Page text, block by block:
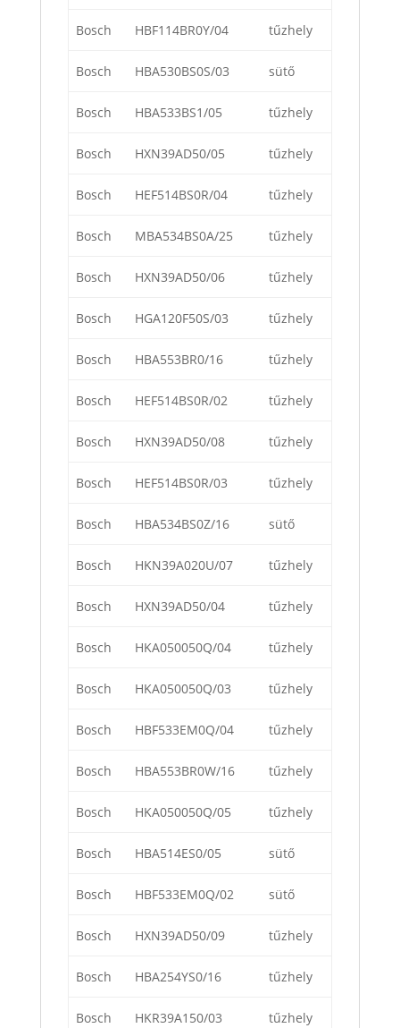
Bosch HBF114BR0Y/04 tűzhely
Bosch HBA530BS0S/03 sütő
Bosch HBA533BS1/05 tűzhely
Bosch HXN39AD50/05 tűzhely
Bosch HEF514BS0R/04 tűzhely
Bosch MBA534BS0A/25 tűzhely
Bosch HXN39AD50/06 tűzhely
Bosch HGA120F50S/03 tűzhely
Bosch HBA553BR0/16 tűzhely
Bosch HEF514BS0R/02 tűzhely
Bosch HXN39AD50/08 tűzhely
Bosch HEF514BS0R/03 tűzhely
Bosch HBA534BS0Z/16 sütő
Bosch HKN39A020U/07 tűzhely
Bosch HXN39AD50/04 tűzhely
Bosch HKA050050Q/04 tűzhely
Bosch HKA050050Q/03 tűzhely
Bosch HBF533EM0Q/04 tűzhely
Bosch HBA553BR0W/16 tűzhely
Bosch HKA050050Q/05 tűzhely
Bosch HBA514ES0/05 sütő
Bosch HBF533EM0Q/02 sütő
Bosch HXN39AD50/09 tűzhely
Bosch HBA254YS0/16 tűzhely
Bosch HKR39A150/03 tűzhely